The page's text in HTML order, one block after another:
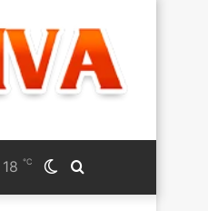
Switch
18 ℃